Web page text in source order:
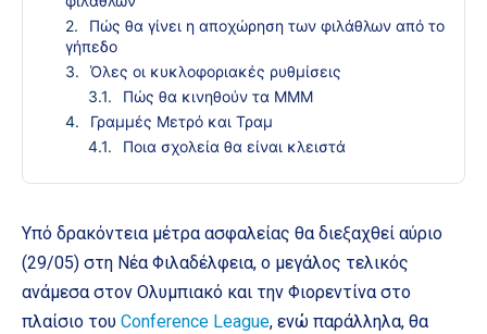
Πώς θα γίνει η αποχώρηση των φιλάθλων από το
γήπεδο
Όλες οι κυκλοφοριακές ρυθμίσεις
Πώς θα κινηθούν τα ΜΜΜ
Γραμμές Μετρό και Τραμ
Ποια σχολεία θα είναι κλειστά
Υπό δρακόντεια μέτρα ασφαλείας θα διεξαχθεί αύριο
(29/05) στη Νέα Φιλαδέλφεια, ο μεγάλος τελικός
ανάμεσα στον Ολυμπιακό και την Φιορεντίνα στο
πλαίσιο του Conference League, ενώ παράλληλα, θα